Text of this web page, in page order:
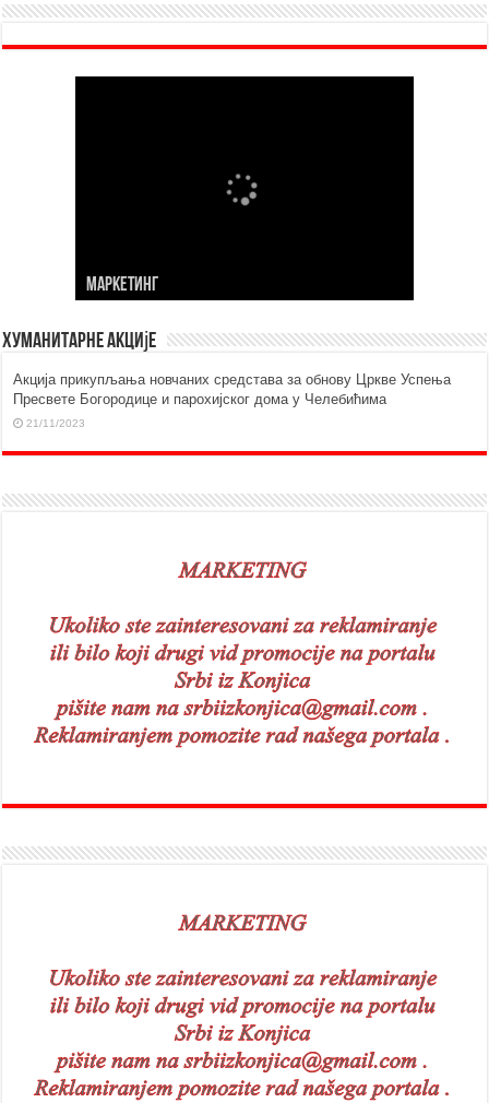
МАРKЕТИНГ
Хуманитарне акције
Aкција прикупљања новчаних средстава за обнову Цркве Успења
Пресвете Богородице и парохијског дома у Челебићима
21/11/2023